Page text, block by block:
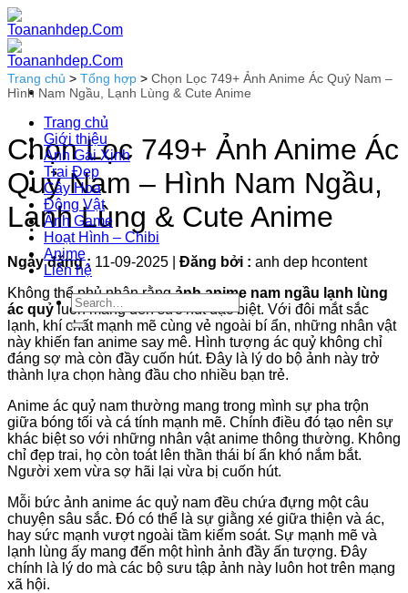
Bỏ
qua
nội
dung
Trang chủ
Giới thiệu
Ảnh Gái Xinh
Trai Đẹp
Cây Hoa
Động Vật
Ảnh Game
Hoạt Hình – Chibi
Anime
Liên hệ
Trang chủ > Tổng hợp > Chọn Lọc 749+ Ảnh Anime Ác Quỷ Nam –
Hình Nam Ngầu, Lạnh Lùng & Cute Anime
Chọn Lọc 749+ Ảnh Anime Ác
Quỷ Nam – Hình Nam Ngầu,
Lạnh Lùng & Cute Anime
Ngày đăng : 11-09-2025 Đăng bởi : anh dep hcontent
Không thể phủ nhận rằngảnh anime nam ngầu lạnh lùng
ác quỷluôn mang đến sức hút đặc biệt. Với đôi mắt sắc
lạnh, khí chất mạnh mẽ cùng vẻ ngoài bí ẩn, những nhân vật
này khiến fan anime say mê. Hình tượng ác quỷ không chỉ
đáng sợ mà còn đầy cuốn hút. Đây là lý do bộ ảnh này trở
thành lựa chọn hàng đầu cho nhiều bạn trẻ.
Anime ác quỷ nam thường mang trong mình sự pha trộn
giữa bóng tối và cá tính mạnh mẽ. Chính điều đó tạo nên sự
khác biệt so với những nhân vật anime thông thường. Không
chỉ đẹp trai, họ còn toát lên thần thái bí ẩn khó nắm bắt.
Người xem vừa sợ hãi lại vừa bị cuốn hút.
Mỗi bức ảnh anime ác quỷ nam đều chứa đựng một câu
chuyện sâu sắc. Đó có thể là sự giằng xé giữa thiện và ác,
hay sức mạnh vượt ngoài tầm kiểm soát. Sự mạnh mẽ và
lạnh lùng ấy mang đến một hình ảnh đầy ấn tượng. Đây
chính là lý do mà các bộ sưu tập ảnh này luôn hot trên mạng
xã hội.